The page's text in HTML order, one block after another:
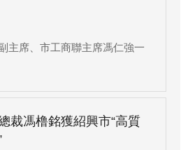
主席、市工商聯主席馮仁強一
裁馮橹銘獲紹興市“高質